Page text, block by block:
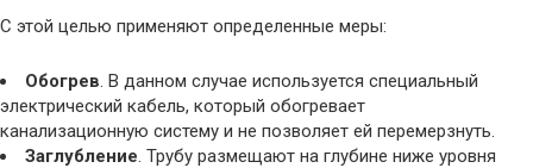
С этой целью применяют определенные меры:
Обогрев. В данном случае используется специальный
электрический кабель, который обогревает
канализационную систему и не позволяет ей перемерзнуть.
Заглубление. Трубу размещают на глубине ниже уровня